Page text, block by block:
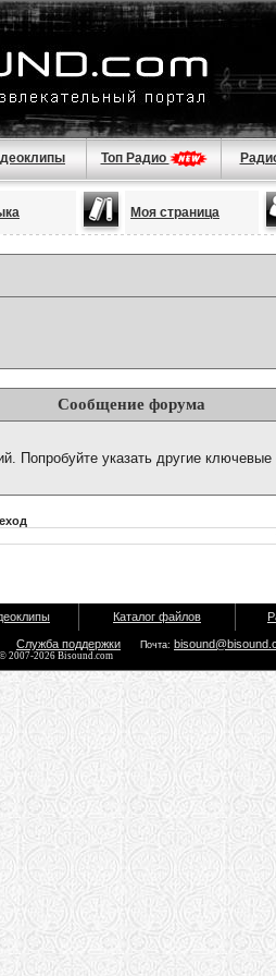
Топ Радио
Моя страница
Сообщение форума
Попробуйте указать другие ключевые
Каталог файлов
Служба поддержки Почта:
2007-2026 Bisound.com